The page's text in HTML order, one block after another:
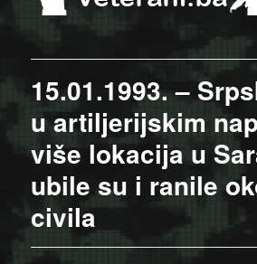
15.01.1993. –
u artiljerijskim
više lokacija u
ubile su i ranile
civila